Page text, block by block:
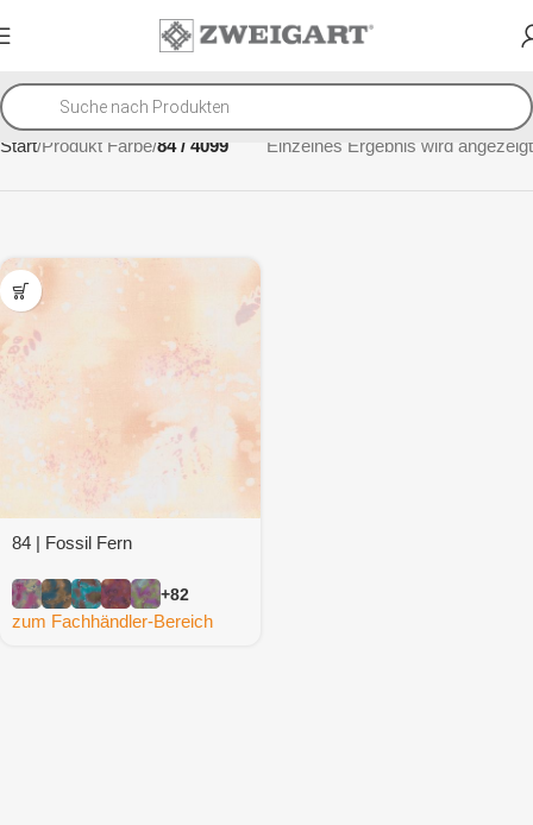
Start Produkt Farbe 84 / 4099 Einzelnes Ergebnis wird angezeigt
84 | Fossil Fern
+82
zum Fachhändler-Bereich